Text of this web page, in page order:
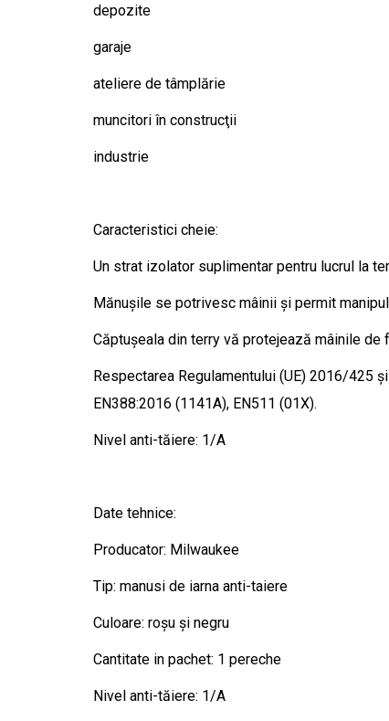
depozite
garaje
ateliere de tâmplărie
muncitori în construcţii
industrie
Caracteristici cheie:
Un strat izolator suplimentar pentru lucrul la
Mănușile se potrivesc mâinii și permit
Căptușeala din terry vă protejează mâinile
Respectarea Regulamentului (UE) 2016/425
EN388:2016 (1141A), EN511 (01X).
Nivel anti-tăiere: 1/A
Date tehnice:
Producator: Milwaukee
Tip: manusi de iarna anti-taiere
Culoare: roșu și negru
Cantitate in pachet: 1 pereche
Nivel anti-tăiere: 1/A